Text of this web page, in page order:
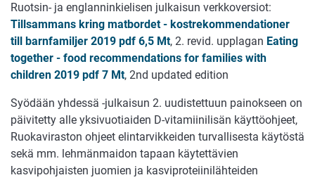
Ruotsin- ja englanninkielisen julkaisun verkkoversiot:
Tillsammans kring matbordet - kostrekommendationer
till barnfamiljer 2019 pdf 6,5 Mt, 2. revid. upplagan Eating
together - food recommendations for families with
children 2019 pdf 7 Mt, 2nd updated edition
Syödään yhdessä -julkaisun 2. uudistettuun painokseen on
päivitetty alle yksivuotiaiden D-vitamiinilisän käyttöohjeet,
Ruokaviraston ohjeet elintarvikkeiden turvallisesta käytöstä
sekä mm. lehmänmaidon tapaan käytettävien
kasvipohjaisten juomien ja kasviproteiinilähteiden